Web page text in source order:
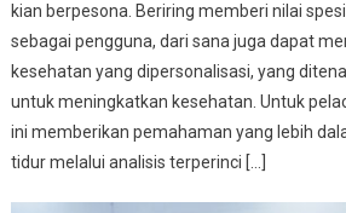
kian berpesona. Beriring memberi nilai
sebagai pengguna, dari sana juga dapat
kesehatan yang dipersonalisasi, yang
untuk meningkatkan kesehatan. Untuk
ini memberikan pemahaman yang lebih
tidur melalui analisis terperinci […]